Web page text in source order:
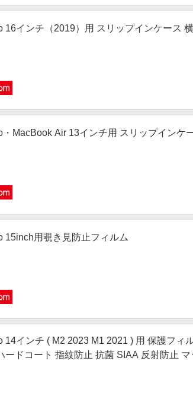
16インチ（2019）用 スリップインケース
・MacBook Air 13インチ用 スリップインケ
15inch用覗き見防止フィルム
14インチ ( M2 2023 M1 2021 ) 用 保護フィ
ードコート 指紋防止 抗菌 SIAA 反射防止